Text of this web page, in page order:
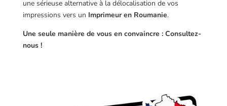
une sérieuse alternative à la délocalisation de vos
impressions vers un Imprimeur en Roumanie.
Une seule manière de vous en convaincre : Consultez-
nous !